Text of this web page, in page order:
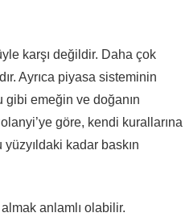
karşı değildir. Daha çok
Ayrıca piyasa sisteminin
gibi emeğin ve doğanın
göre, kendi kurallarına
kadar baskın
anlamlı olabilir.